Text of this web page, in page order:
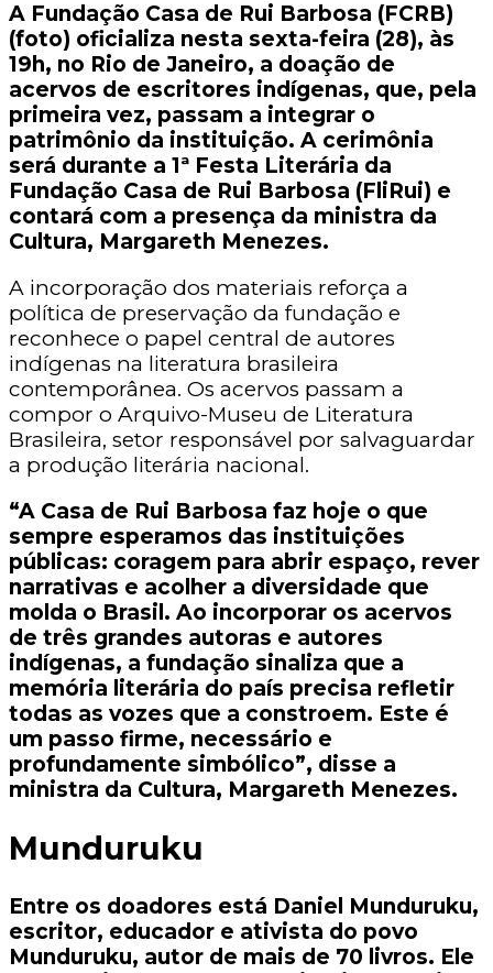
A Fundação Casa de Rui Barbosa (FCRB)
(foto) oficializa nesta sexta-feira (28), às
19h, no Rio de Janeiro, a doação de
acervos de escritores indígenas, que, pela
primeira vez, passam a integrar o
patrimônio da instituição. A cerimônia
será durante a 1ª Festa Literária da
Fundação Casa de Rui Barbosa (FliRui) e
contará com a presença da ministra da
Cultura, Margareth Menezes.
A incorporação dos materiais reforça a
política de preservação da fundação e
reconhece o papel central de autores
indígenas na literatura brasileira
contemporânea. Os acervos passam a
compor o Arquivo-Museu de Literatura
Brasileira, setor responsável por salvaguardar
a produção literária nacional.
“A Casa de Rui Barbosa faz hoje o que
sempre esperamos das instituições
públicas: coragem para abrir espaço, rever
narrativas e acolher a diversidade que
molda o Brasil. Ao incorporar os acervos
de três grandes autoras e autores
indígenas, a fundação sinaliza que a
memória literária do país precisa refletir
todas as vozes que a constroem. Este é
um passo firme, necessário e
profundamente simbólico”, disse a
ministra da Cultura, Margareth Menezes.
Munduruku
Entre os doadores está Daniel Munduruku,
escritor, educador e ativista do povo
Munduruku, autor de mais de 70 livros. Ele